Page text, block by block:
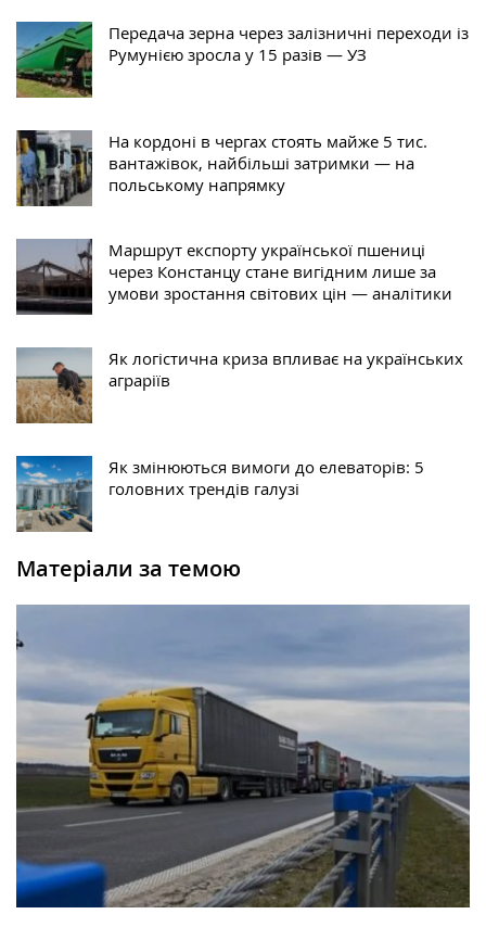
Передача зерна через залізничні переходи із
Румунією зросла у 15 разів — УЗ
На кордоні в чергах стоять майже 5 тис.
вантажівок, найбільші затримки — на
польському напрямку
Маршрут експорту української пшениці
через Констанцу стане вигідним лише за
умови зростання світових цін — аналітики
Як логістична криза впливає на українських
аграріїв
Як змінюються вимоги до елеваторів: 5
головних трендів галузі
Матеріали за темою